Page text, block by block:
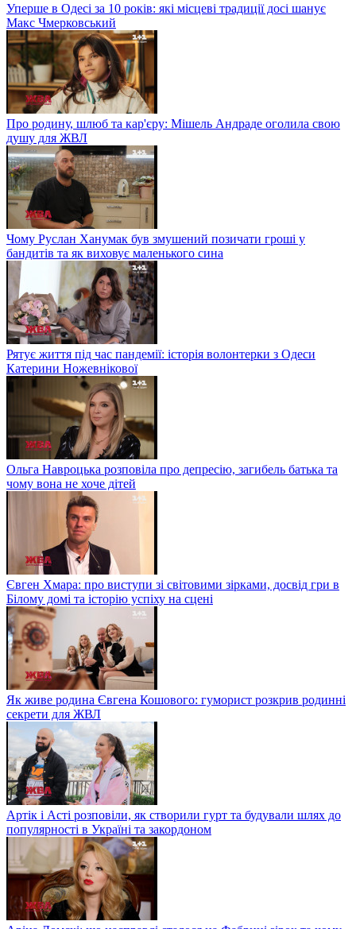
Уперше в Одесі за 10 років: які місцеві традиції досі шанує
Макс Чмерковський
Про родину, шлюб та кар'єру: Мішель Андраде оголила свою
душу для ЖВЛ
Чому Руслан Ханумак був змушений позичати гроші у
бандитів та як виховує маленького сина
Рятує життя під час пандемії: історія волонтерки з Одеси
Катерини Ножевнікової
Ольга Навроцька розповіла про депресію, загибель батька та
чому вона не хоче дітей
Євген Хмара: про виступи зі світовими зірками, досвід гри в
Білому домі та історію успіху на сцені
Як живе родина Євгена Кошового: гуморист розкрив родинні
секрети для ЖВЛ
Артік і Асті розповіли, як створили гурт та будували шлях до
популярності в Україні та закордоном